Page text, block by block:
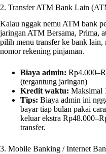
2. Transfer ATM Bank Lain
Kalau nggak nemu ATM bank
jaringan ATM Bersama, Prima,
pilih menu transfer ke bank lain,
nomor rekening pinjaman.
Biaya admin:
(tergantung jaringan)
Kredit waktu: Maksimal
Tips: Biaya admin ini
bayar tiap bulan pakai
keluar ekstra
transfer.
3. Mobile Banking / Internet